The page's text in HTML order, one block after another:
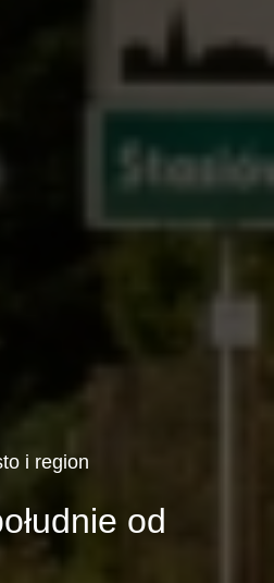
i region
od